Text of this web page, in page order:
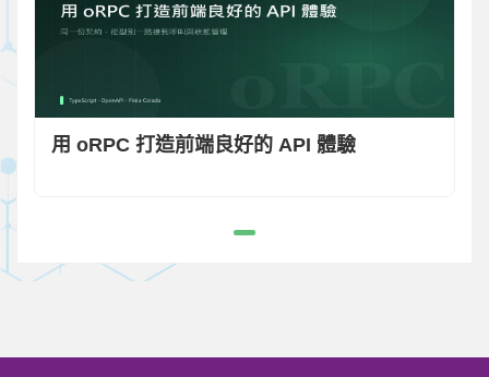
用 oRPC 打造前端良好的 API 體驗